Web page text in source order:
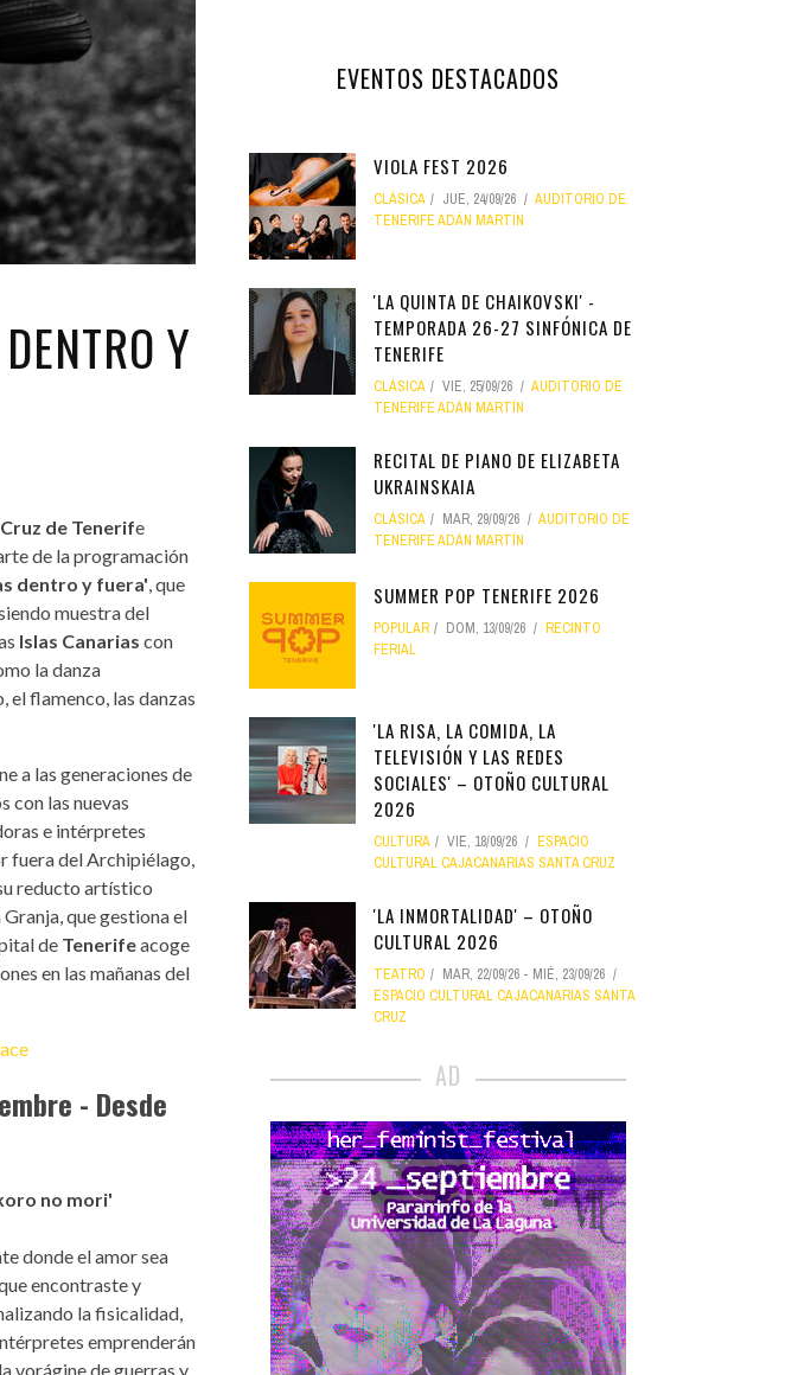
Y
de Tenerife
de la programación
dentro y fuera' , que
muestra del
Islas Canarias con
la danza
el flamenco, las danzas
a las generaciones de
con las nuevas
e intérpretes
fuera del Archipiélago,
reducto artístico
que gestiona el
de Tenerifeacoge
en las mañanas del
- Desde
no mori'
donde el amor sea
encontraste y
la fisicalidad,
emprenderán
vorágine de guerras y
EVENTOS DESTACADOS
VIOLA FEST 2026
CLÁSICA JUE, 24/09/26
AUDITORIO DE
TENERIFE ADÁN MARTÍN
'LA QUINTA DE CHAIKOVSKI' -
TEMPORADA 26-27 SINFÓNICA DE
TENERIFE
CLÁSICA VIE, 25/09/26
AUDITORIO DE
TENERIFE ADÁN MARTÍN
RECITAL DE PIANO DE ELIZABETA
UKRAINSKAIA
CLÁSICA MAR, 29/09/26
AUDITORIO DE
TENERIFE ADÁN MARTÍN
SUMMER POP TENERIFE 2026
POPULAR DOM, 13/09/26
RECINTO
FERIAL
'LA RISA, LA COMIDA, LA
TELEVISIÓN Y LAS REDES
SOCIALES' – OTOÑO CULTURAL
2026
CULTURA VIE, 18/09/26
ESPACIO
CULTURAL CAJACANARIAS SANTA CRUZ
'LA INMORTALIDAD' – OTOÑO
CULTURAL 2026
TEATRO MAR, 22/09/26 - MIÉ, 23/09/26
ESPACIO CULTURAL CAJACANARIAS SANTA
CRUZ
AD